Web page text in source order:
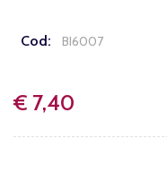
Cod: BI6007
€ 7,40